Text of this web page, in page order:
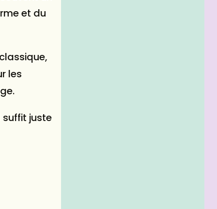
et du
les
suffit juste